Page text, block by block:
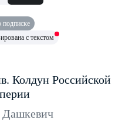
подписке
с текстом
Колдун Российской
Дашкевич